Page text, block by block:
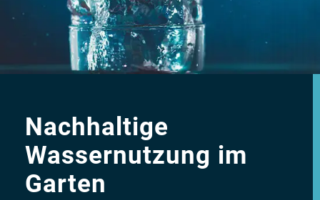
Nachhaltige
Wassernutzung im
Garten